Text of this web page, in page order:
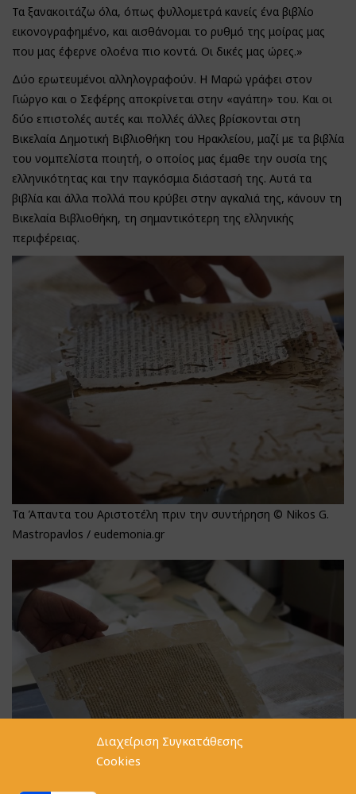
Διαχείριση Συγκατάθεσης
Cookies
Τα ξανακοιτάζω όλα, όπως φυλλομετρά κανείς ένα βιβλίο
εικονογραφημένο, και αισθάνομαι το ρυθμό της μοίρας μας
που μας έφερνε ολοένα πιο κοντά. Οι δικές μας ώρες.»
Δύο ερωτευμένοι αλληλογραφούν. Η Μαρώ γράφει στον
Γιώργο και ο Σεφέρης αποκρίνεται στην «αγάπη» του. Και οι
δύο επιστολές αυτές και πολλές άλλες βρίσκονται στη
Βικελαία Δημοτική Βιβλιοθήκη του Ηρακλείου, μαζί με τα βιβλία
του νομπελίστα ποιητή, ο οποίος μας έμαθε την ουσία της
ελληνικότητας και την παγκόσμια διάστασή της. Αυτά τα
βιβλία και άλλα πολλά που κρύβει στην αγκαλιά της, κάνουν τη
Βικελαία Βιβλιοθήκη, τη σημαντικότερη της ελληνικής
περιφέρειας.
Τα Άπαντα του Αριστοτέλη πριν την συντήρηση © Nikos G.
Mastropavlos / eudemonia.gr